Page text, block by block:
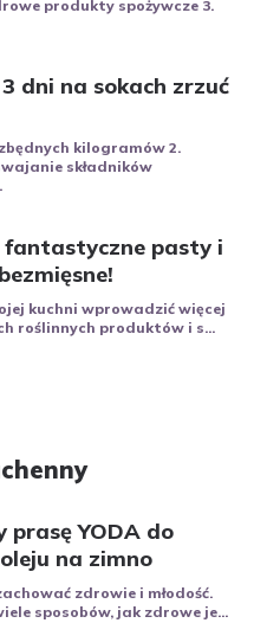
produkty spożywcze 3.
dni na sokach zrzuć
kilogramów 2.
składników
fantastyczne pasty i
kuchni wprowadzić więcej
roślinnych produktów i s...
prasę YODA do
na zimno
zdrowie i młodość.
sposobów, jak zdrowe je...